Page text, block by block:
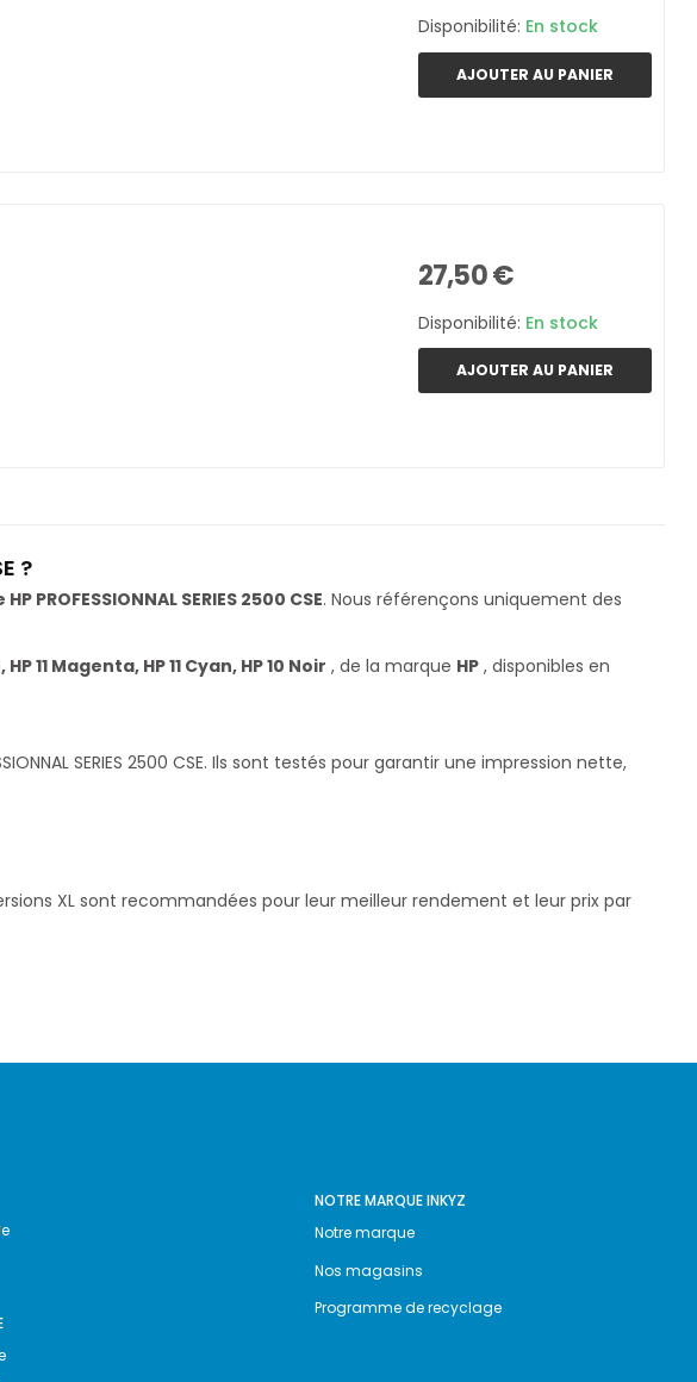
Disponibilité: En stock
AJOUTER AU PANIER
27,50 €
Disponibilité: En stock
AJOUTER AU PANIER
?
PROFESSIONNAL SERIES 2500 CSE. Nous référençons uniquement des
HP 11 Magenta, HP 11 Cyan, HP 10 Noir , de la marque HP , disponibles en
SERIES 2500 CSE. Ils sont testés pour garantir une impression nette,
XL sont recommandées pour leur meilleur rendement et leur prix par
NOTRE MARQUE INKYZ
Notre marque
Nos magasins
Programme de recyclage